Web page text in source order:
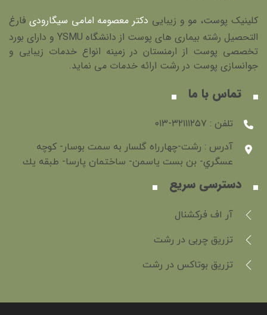
کلینیک پوست، مو و زیبایی دکتر معصومه امامی سیگارودی فارغ
التحصیل رشته بیماری های پوست از دانشگاه YSMU و دارای بورد
تخصصی پوست از ارمنستان در زمینه انواع خدمات زیبایی و
جوانسازی پوست در رشت ارائه خدمات می نماید.
تماس با ما
تلفن : ۳۲۱۱۱۲۵۷-۰۱۳
آدرس : رشت-چهارراه گلسار به سمت بوسار- كوچه
عسگري- بن بست ياسمن- ساختمان پارسا- طبقه يك
دسترسی سریع
آر اف فرکشنال
تزریق چربی در رشت
تزریق بوتاکس در رشت